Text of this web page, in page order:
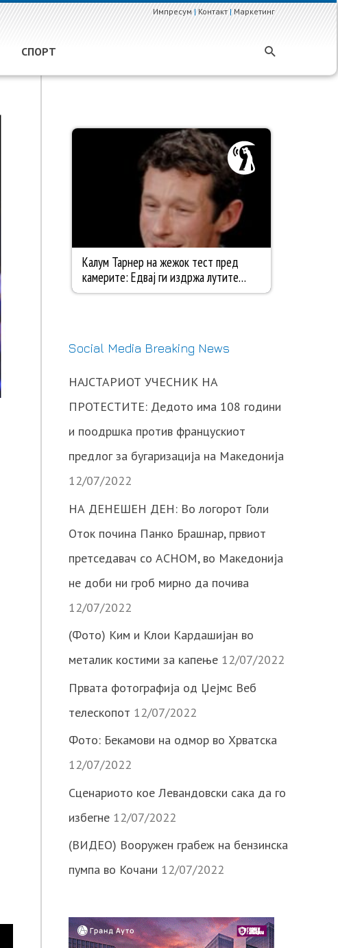
Импресум|Контакт|Маркетинг
СПОРТ
Social Media Breaking News
НАЈСТАРИОТ УЧЕСНИК НА
ПРОТЕСТИТЕ: Дедото има 108 години
и поодршка против францускиот
предлог за бугаризација на Македонија
12/07/2022
НА ДЕНЕШЕН ДЕН: Во логорот Голи
Оток почина Панко Брашнар, првиот
претседавач со АСНОМ, во Македонија
не доби ни гроб мирно да почива
12/07/2022
(Фото) Ким и Клои Кардашијан во
металик костими за капење 12/07/2022
Првата фотографија од Џејмс Веб
телескопот 12/07/2022
Фото: Бекамови на одмор во Хрватска
12/07/2022
Сценариото кое Левандовски сака да го
избегне 12/07/2022
(ВИДЕО) Вооружен грабеж на бензинска
пумпа во Кочани 12/07/2022